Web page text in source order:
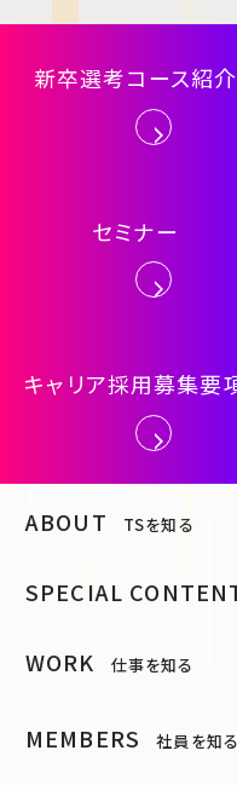
新卒選考コース紹介
セミナー
キャリア採用募集要
ABOUT TSを知る
SPECIAL
WORK 仕事を知る
MEMBERS 社員を知る